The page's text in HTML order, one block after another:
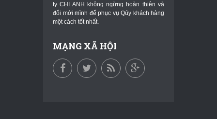
ty CHI ANH không ngừng hoàn thiện và
đổi mới mình để phục vụ Qúy khách hàng
một cách tốt nhất.
MẠNG XÃ HỘI